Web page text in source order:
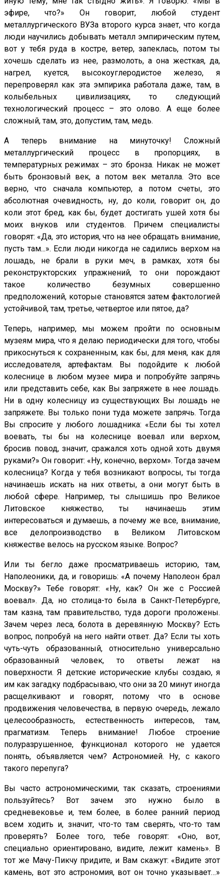
эфире, что?» Он говорит, любой студент
металлургического ВУЗа второго курса знает, что когда
люди научились добывать металл эмпирическим путем,
вот у тебя руда в костре, ветер, запеклась, потом ты
хочешь сделать из нее, размолоть, а она жесткая, да,
нагрел, куется, высокоуглеродистое железо, я
перепроверял как эта эмпирика работала даже, там, в
колыбельных цивилизациях, то следующий
технологический процесс – это олово. А еще более
сложный, там, это, допустим, там, медь.
А теперь внимание на минуточку! Сложный
металлургический процесс в пропорциях, в
температурных режимах – это бронза. Никак не может
быть бронзовый век, а потом век металла. Это все
верно, что сначала компьютер, а потом счеты, это
абсолютная очевидность, ну, до коли, говорит он, до
коли этот бред, как бы, будет достигать ушей хотя бы
моих внуков или студентов. Причем специалисты
говорят: «Да, это история, что на нее обращать внимание,
пусть там...». Если люди никогда не садились верхом на
лошадь, не брали в руки меч, в рамках, хотя бы
реконструкторских упражнений, то они порождают
такое количество безумных совершенно
предположений, которые становятся затем фактологией
устойчивой, там, третье, четвертое или пятое, да?
Теперь, например, мы можем пройти по основным
музеям мира, что я делаю периодически для того, чтобы
прикоснуться к сохраненным, как бы, для меня, как для
исследователя, артефактам. Вы подойдите к любой
колеснице в любом музее мира и попробуйте запрячь
или представить себе, как Вы запряжете в нее лошадь.
Ни в одну колесницу из существующих Вы лошадь не
запряжете. Вы только пони туда можете запрячь. Тогда
Вы спросите у любого лошадника: «Если бы ты хотел
воевать, ты бы на колеснице воевал или верхом,
бросив повод, значит, сражался хоть одной хоть двумя
руками?» Он говорит: «Ну, конечно, верхом». Тогда зачем
колесница? Когда у тебя возникают вопросы, ты тогда
начинаешь искать на них ответы, а они могут быть в
любой сфере. Например, ты слышишь про Великое
Литовское княжество, ты начинаешь этим
интересоваться и думаешь, а почему же все, внимание,
все делопроизводство в Великом Литовском
княжестве велось на русском языке. Вопрос?
Или ты бегло даже просматриваешь историю, там,
Наполеоники, да, и говоришь: «А почему Наполеон брал
Москву?» Тебе говорят: «Ну, как? Он же с Россией
воевал». Да, но столица-то была в Санкт-Петербурге,
там казна, там правительство, туда дороги проложены.
Зачем через леса, болота в деревянную Москву? Есть
вопрос, попробуй на него найти ответ. Да? Если ты хоть
чуть-чуть образованный, относительно универсально
образованный человек, то ответы лежат на
поверхности. Я детские исторические клубы создаю, я
им как загадку подбрасываю, что они за 20 минут иногда
расщелкивают и говорят, потому что в основе
продвижения человечества, в первую очередь, лежало
целесообразность, естественность интересов, там,
прагматизм. Теперь внимание! Любое строение
полуразрушенное, функционал которого не удается
понять, объявляется чем? Астрономией. Ну, с какого
такого перепуга?
Вы часто астрономическими, так сказать, строениями
пользуйтесь? Вот зачем это нужно было в
средневековье и, тем более, в более ранний период
всем ходить и, значит, что-то там сверять, что-то там
проверять? Более того, тебе говорят: «Оно, вот,
специально ориентировано, видите, лежит камень». В
тот же Мачу-Пикчу придите, и Вам скажут: «Видите этот
камень, вот это астрономия, вот он точно указывает…»